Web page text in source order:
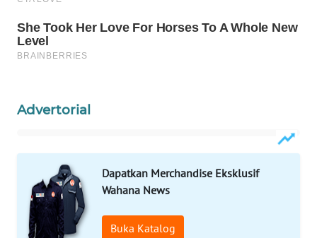
Advertorial
Dapatkan Merchandise Eksklusif
Wahana News
Buka Katalog
UMKM
WAHANA
WAHANA
WAHANA
OTOMOTIF
WAHANA
HEALTH